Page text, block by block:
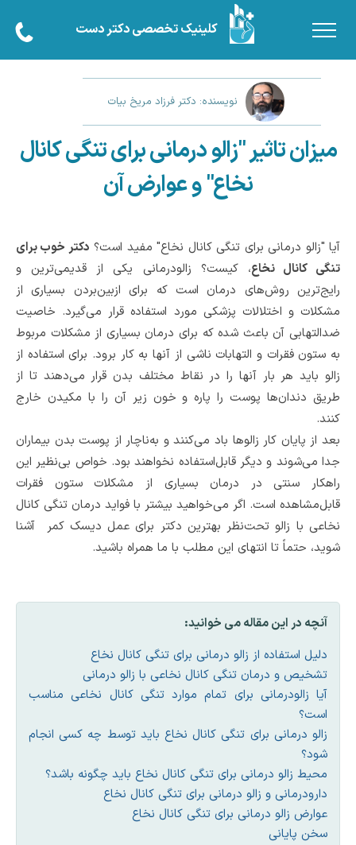
کلینیک تخصصی دکتر دست
نویسنده: دکتر فرزاد مریخ بیات
میزان تاثیر "زالو درمانی برای تنگی کانال
نخاع" و عوارض آن
آیا "زالو درمانی برای تنگی کانال نخاع" مفید است؟ دکتر خوب برای
تنگی کانال نخاع، کیست؟ زالودرمانی یکی از قدیمی‌ترین و
رایج‌ترین روش‌های درمان است که برای ازبین‌بردن بسیاری از
مشکلات و اختلالات پزشکی مورد استفاده قرار می‌گیرد. خاصیت
ضدالتهابی آن باعث شده که برای درمان بسیاری از مشکلات مربوط
به ستون فقرات و التهابات ناشی از آنها به کار برود. برای استفاده از
زالو باید هر بار آنها را در نقاط مختلف بدن قرار می‌دهند تا از
طریق دندان‌ها پوست را پاره و خون زیر آن را با مکیدن خارج
کنند.
بعد از پایان کار زالوها باد می‌کنند و به‌ناچار از پوست بدن بیماران
جدا می‌شوند و دیگر قابل‌استفاده نخواهند بود. خواص بی‌نظیر این
راهکار سنتی در درمان بسیاری از مشکلات ستون فقرات
قابل‌مشاهده است. اگر می‌خواهید بیشتر با فواید درمان تنگی کانال
نخاعی با زالو تحت‌نظر بهترین دکتر برای عمل دیسک کمر آشنا
شوید، حتماً تا انتهای این مطلب با ما همراه باشید.
آنچه در این مقاله می خوانید:
دلیل استفاده از زالو درمانی برای تنگی کانال نخاع
تشخیص و درمان تنگی کانال نخاعی با زالو درمانی
آیا زالودرمانی برای تمام موارد تنگی کانال نخاعی مناسب
است؟
زالو درمانی برای تنگی کانال نخاع باید توسط چه کسی انجام
شود؟
محیط زالو درمانی برای تنگی کانال نخاع باید چگونه باشد؟
دارودرمانی و زالو درمانی برای تنگی کانال نخاع
عوارض زالو درمانی برای تنگی کانال نخاع
سخن پایانی